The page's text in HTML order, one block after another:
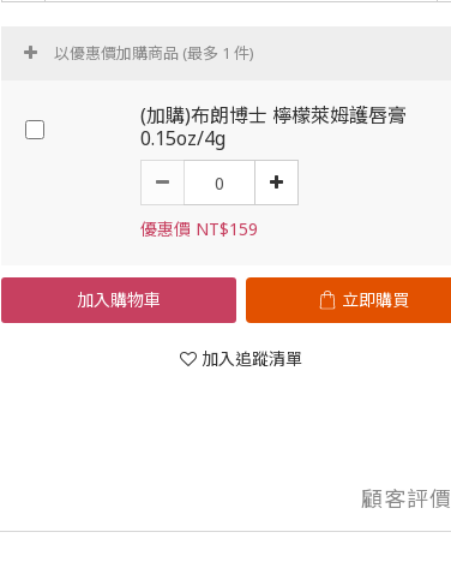
以優惠價加購商品 (最多 1 件)
(加購)布朗博士 檸檬萊姆護唇膏
0.15oz/4g
優惠價 NT$159
加入購物車 立即購買
加入追蹤清單
顧客評價